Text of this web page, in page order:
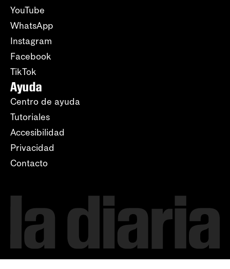
YouTube
WhatsApp
Instagram
Facebook
TikTok
Ayuda
Centro de ayuda
Tutoriales
Accesibilidad
Privacidad
Contacto